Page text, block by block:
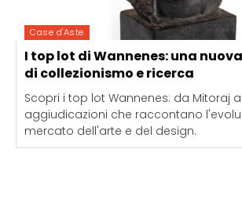
Case d'Aste
I top lot di Wannenes: una
di collezionismo e ricerca
Scopri i top lot Wannenes: da Mitoraj a
aggiudicazioni che raccontano
mercato dell'arte e del design.